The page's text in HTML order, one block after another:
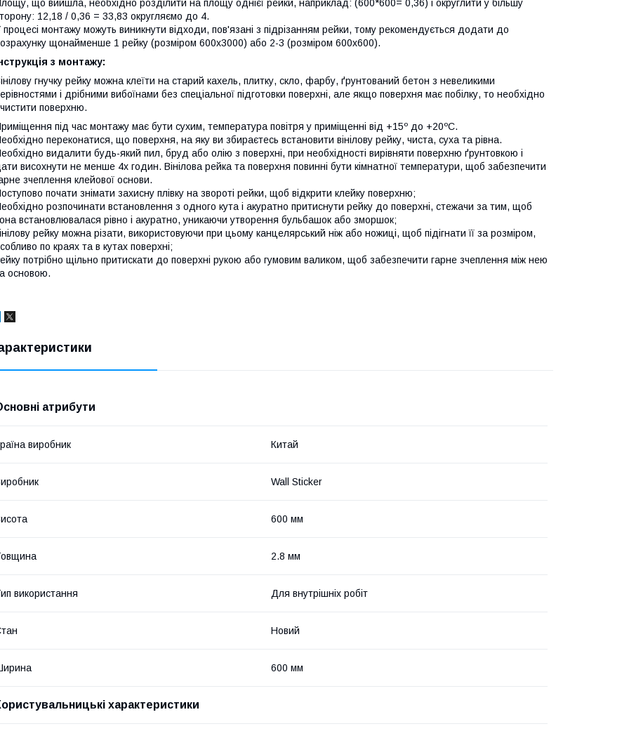
що вийшла, необхідно розділити на площу однієї рейки, наприклад: (600*600= 0,36) і округлити у більшу
12,18 / 0,36 = 33,83 округляємо до 4.
процесі монтажу можуть виникнути відходи, пов'язані з підрізанням рейки, тому рекомендується додати до
щонайменше 1 рейку (розміром 600х3000) або 2-3 (розміром 600х600).
з монтажу:
гнучку рейку можна клеїти на старий кахель, плитку, скло, фарбу, ґрунтований бетон з невеликими
і дрібними вибоїнами без спеціальної підготовки поверхні, але якщо поверхня має побілку, то необхідно
поверхню.
під час монтажу має бути сухим, температура повітря у приміщенні від +15º до +20ºС.
переконатися, що поверхня, на яку ви збираєтесь встановити вінілову рейку, чиста, суха та рівна.
видалити будь-який пил, бруд або олію з поверхні, при необхідності вирівняти поверхню ґрунтовкою і
висохнути не менше 4х годин. Вінілова рейка та поверхня повинні бути кімнатної температури, щоб забезпечити
зчеплення клейової основи.
почати знімати захисну плівку на звороті рейки, щоб відкрити клейку поверхню;
розпочинати встановлення з одного кута і акуратно притиснути рейку до поверхні, стежачи за тим, щоб
встановлювалася рівно і акуратно, уникаючи утворення бульбашок або зморшок;
рейку можна різати, використовуючи при цьому канцелярський ніж або ножиці, щоб підігнати її за розміром,
по краях та в кутах поверхні;
потрібно щільно притискати до поверхні рукою або гумовим валиком, щоб забезпечити гарне зчеплення між нею
основою.
атрибути
виробник Китай
Wall Sticker
600 мм
2.8 мм
використання Для внутрішніх робіт
Новий
600 мм
характеристики